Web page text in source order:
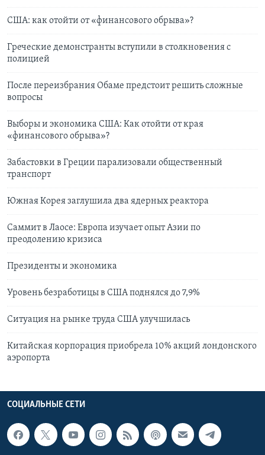
США: как отойти от «финансового обрыва»?
Греческие демонстранты вступили в столкновения с
полицией
После переизбрания Обаме предстоит решить сложные
вопросы
Выборы и экономика США: Как отойти от края
«финансового обрыва»?
Забастовки в Греции парализовали общественный
транспорт
Южная Корея заглушила два ядерных реактора
Саммит в Лаосе: Европа изучает опыт Азии по
преодолению кризиса
Президенты и экономика
Уровень безработицы в США поднялся до 7,9%
Ситуация на рынке труда США улучшилась
Китайская корпорация приобрела 10% акций лондонского
аэропорта
СОЦИАЛЬНЫЕ СЕТИ